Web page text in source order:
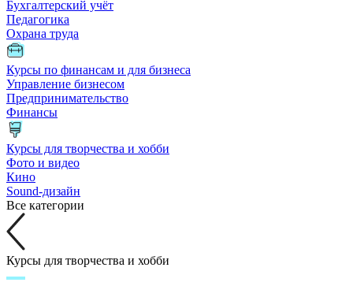
Бухгалтерский учёт
Педагогика
Охрана труда
Курсы по финансам и для бизнеса
Управление бизнесом
Предпринимательство
Финансы
Курсы для творчества и хобби
Фото и видео
Кино
Sound-дизайн
Все категории
Курсы для творчества и хобби